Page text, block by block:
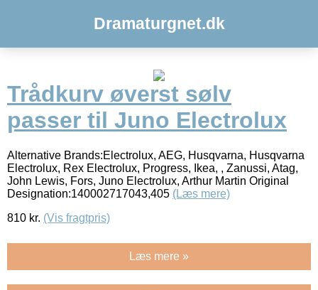
Dramaturgnet.dk
Trådkurv øverst sølv
passer til Juno Electrolux
Alternative Brands:Electrolux, AEG, Husqvarna, Husqvarna
Electrolux, Rex Electrolux, Progress, Ikea, , Zanussi, Atag,
John Lewis, Fors, Juno Electrolux, Arthur Martin Original
Designation:140002717043,405 (Læs mere)
810 kr. (Vis fragtpris)
Læs mere »